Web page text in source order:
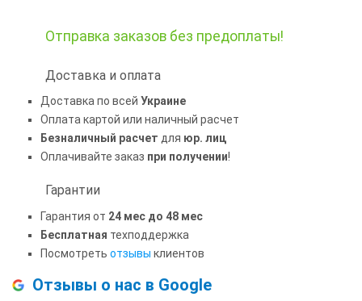
Отправка заказов без предоплаты!
Доставка и оплата
Доставка по всей Украине
Оплата картой или наличный расчет
Безналичный расчет для юр. лиц
Оплачивайте заказ при получении!
Гарантии
Гарантия от 24 мес до 48 мес
Бесплатная техподдержка
Посмотреть отзывы клиентов
Отзывы о нас в Google